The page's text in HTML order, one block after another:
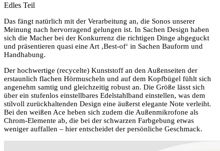
Edles Teil
Das fängt natürlich mit der Verarbeitung an, die Sonos unserer
Meinung nach hervorragend gelungen ist. In Sachen Design haben
sich die Macher bei der Konkurrenz die richtigen Dinge abgeguckt
und präsentieren quasi eine Art ‚Best-of‘ in Sachen Bauform und
Handhabung.
Der hochwertige (recycelte) Kunststoff an den Außenseiten der
erstaunlich flachen Hörmuscheln und auf dem Kopfbügel fühlt sich
angenehm samtig und gleichzeitig robust an. Die Größe lässt sich
über ein stufenlos einstellbares Edelstahlband einstellen, was dem
stilvoll zurückhaltenden Design eine äußerst elegante Note verleiht.
Bei den weißen Ace heben sich zudem die Außenmikrofone als
Chrom-Elemente ab, die bei der schwarzen Farbgebung etwas
weniger auffallen – hier entscheidet der persönliche Geschmack.